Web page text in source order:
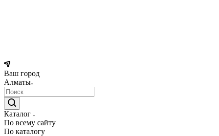
Ваш город
Алматы
Каталог
По всему сайту
По каталогу